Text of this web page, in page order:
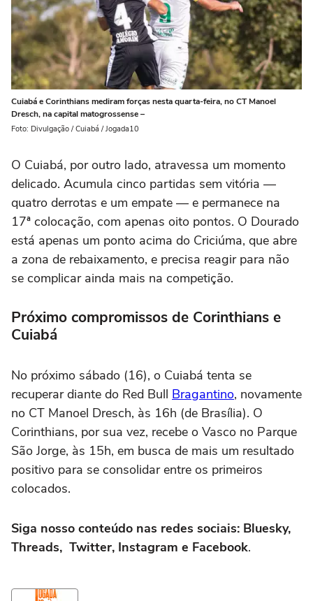
Cuiabá e Corinthians mediram forças nesta quarta-feira, no CT Manoel
Dresch, na capital matogrossense –
Foto: Divulgação / Cuiabá / Jogada10
O Cuiabá, por outro lado, atravessa um momento
delicado. Acumula cinco partidas sem vitória —
quatro derrotas e um empate — e permanece na
17ª colocação, com apenas oito pontos. O Dourado
está apenas um ponto acima do Criciúma, que abre
a zona de rebaixamento, e precisa reagir para não
se complicar ainda mais na competição.
Próximo compromissos de Corinthians e
Cuiabá
No próximo sábado (16), o Cuiabá tenta se
recuperar diante do Red Bull Bragantino, novamente
no CT Manoel Dresch, às 16h (de Brasília). O
Corinthians, por sua vez, recebe o Vasco no Parque
São Jorge, às 15h, em busca de mais um resultado
positivo para se consolidar entre os primeiros
colocados.
Siga nosso conteúdo nas redes sociais: Bluesky,
Threads, Twitter, Instagram e Facebook.